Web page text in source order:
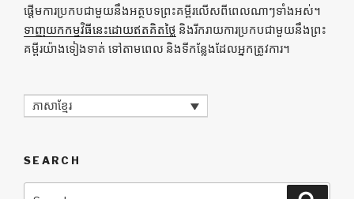
ផ្ដើមការប្រកបជាមួយនឹងអត្ថបទព្រះគម្ពីរលើសពីពេលណាៗទាំងអស់។
ទាញយកកម្មវិធីនេះដោយឥតគិតថ្លៃ និងរីករាយការប្រកបជាមួយនឹងព្រះ
គម្ពីរយ៉ាងទៀងទាត់ ទៅតាមពេល និងទីកន្លែងដែលអ្នកត្រូវការ។
ភាសាខ្មែរ
SEARCH